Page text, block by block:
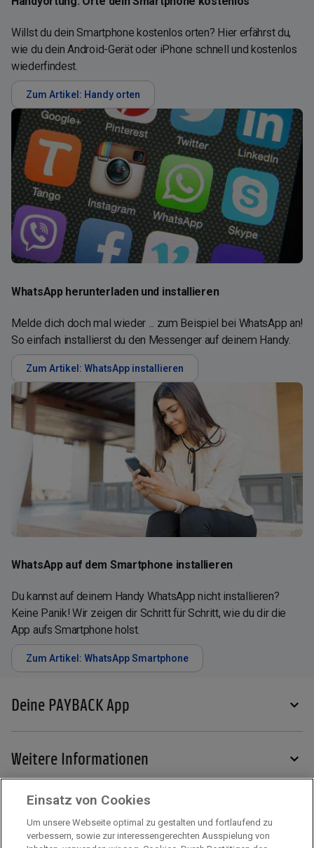
Willst du dein Smartphone kostenlos orten? Hier erfährst du,
wie du dein Android-Gerät oder iPhone schnell und kostenlos
wiederfindest.
Zum Artikel: Handy orten
WhatsApp herunterladen und installieren
Melde dich doch mal wieder ... zum Beispiel bei WhatsApp an!
So einfach installierst du den Messenger auf deinem Handy.
Zum Artikel: WhatsApp installieren
WhatsApp auf dem Smartphone installieren
Du kannst auf deinem Handy WhatsApp nicht installieren?
Keine Panik! Wir zeigen dir Schritt für Schritt, wie du dir die
App aufs Smartphone holst.
Zum Artikel: WhatsApp Smartphone
Deine PAYBACK App
Weitere Informationen
Einsatz von Cookies
Um unsere Webseite optimal zu gestalten und fortlaufend zu
verbessern, sowie zur interessengerechten Ausspielung von